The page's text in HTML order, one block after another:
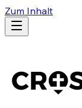
Zum Inhalt